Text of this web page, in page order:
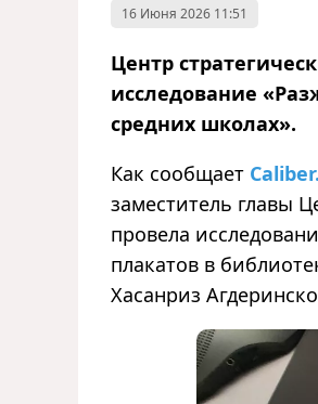
16 Июня 2026 11:51
Центр
исследование
средних школах».
Как сообщает
заместитель главы
провела
плакатов в
Хасанриз